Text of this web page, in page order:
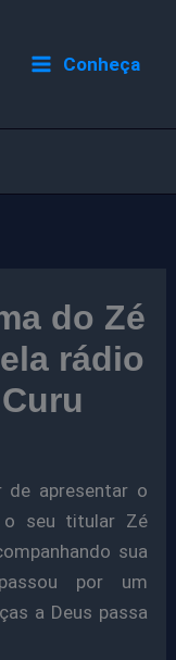
Conheça
do Zé
rádio
de apresentar o
o seu titular Zé
sua
por um
a Deus passa